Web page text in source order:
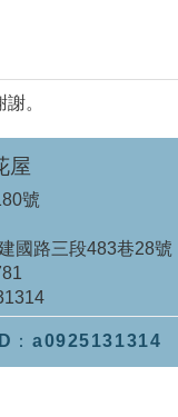
。
屋
號
國路三段483巷28號
：a0925131314